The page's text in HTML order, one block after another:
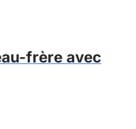
frère avec